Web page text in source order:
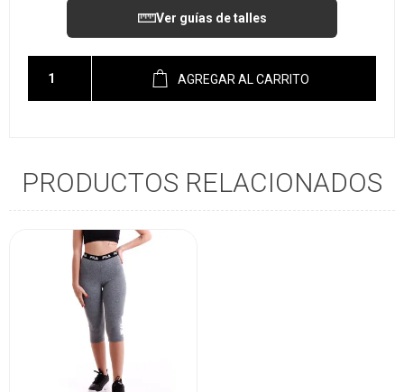
Ver guías de talles
AGREGAR AL CARRITO
PRODUCTOS RELACIONADOS